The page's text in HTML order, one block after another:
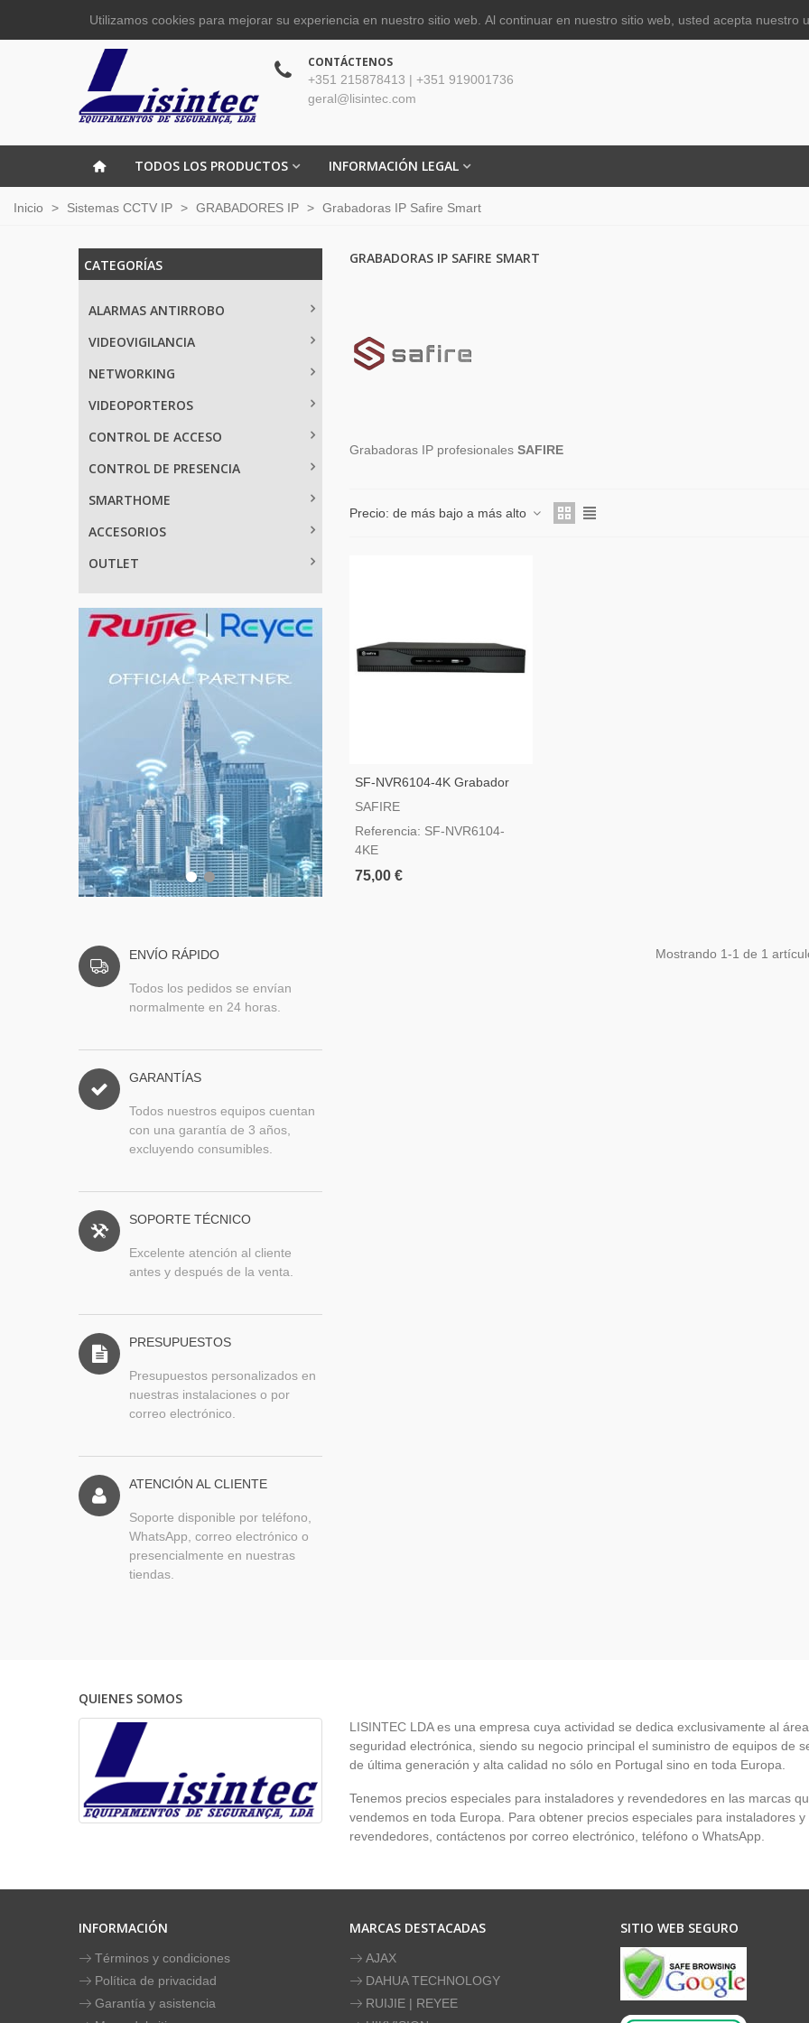
CONTÁCTENOS
+351 215878413 | +351 919001736
geral@lisintec.com
TODOS LOS PRODUCTOS INFORMACIÓN LEGAL
Inicio > Sistemas CCTV IP > GRABADORES IP > Grabadoras IP Safire Smart
CATEGORÍAS
ALARMAS ANTIRROBO
VIDEOVIGILANCIA
NETWORKING
VIDEOPORTEROS
CONTROL DE ACCESO
CONTROL DE PRESENCIA
SMARTHOME
ACCESORIOS
OUTLET
ENVÍO RÁPIDO
Todos los pedidos se envían
normalmente en 24 horas.
GARANTÍAS
Todos nuestros equipos cuentan
con una garantía de 3 años,
excluyendo consumibles.
SOPORTE TÉCNICO
Excelente atención al cliente
antes y después de la venta.
PRESUPUESTOS
Presupuestos personalizados en
nuestras instalaciones o por
correo electrónico.
ATENCIÓN AL CLIENTE
Soporte disponible por teléfono,
WhatsApp, correo electrónico o
presencialmente en nuestras
tiendas.
GRABADORAS IP SAFIRE SMART
Grabadoras IP profesionales SAFIRE
Precio: de más bajo a más alto
SF-NVR6104-4K Grabador
De Cámara IP Safire
SAFIRE
Referencia: SF-NVR6104-
4KE
75,00 €
Mostrando 1-1 de 1
QUIENES SOMOS
LISINTEC LDA es una empresa cuya actividad se dedica exclusivamente al
seguridad electrónica, siendo su negocio principal el suministro de equipos de
de última generación y alta calidad no sólo en Portugal sino en toda Europa.
Tenemos precios especiales para instaladores y revendedores en las marcas
vendemos en toda Europa. Para obtener precios especiales para instaladores y
revendedores, contáctenos por correo electrónico, teléfono o WhatsApp.
INFORMACIÓN
Términos y condiciones
Política de privacidad
Garantía y asistencia
MARCAS DESTACADAS
AJAX
DAHUA TECHNOLOGY
RUIJIE | REYEE
SITIO WEB SEGURO
Utilizamos cookies para mejorar su experiencia en nuestro sitio web. Al continuar en nuestro sitio web, usted acepta nuestro